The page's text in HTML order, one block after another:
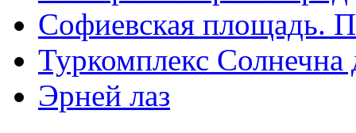
Софиевская площадь.
Туркомплекс Солнечна
Эрней лаз